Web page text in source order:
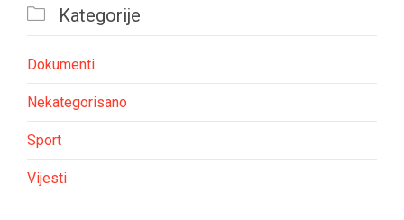
 Kategorije
Dokumenti
Nekategorisano
Sport
Vijesti